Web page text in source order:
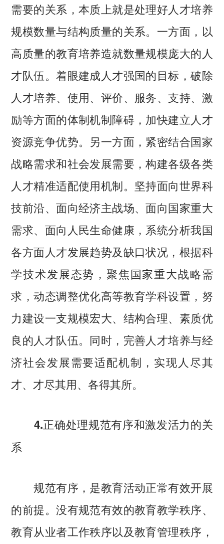
需要的关系，本质上就是处理好人才培养
规模数量与结构质量的关系。一方面，以
高质量的教育培养造就数量规模庞大的人
才队伍。着眼建成人才强国的目标，破除
人才培养、使用、评价、服务、支持、激
励等方面的体制机制障碍，加快建立人才
资源竞争优势。另一方面，紧密结合国家
战略需求和社会发展需要，构建各级各类
人才精准适配使用机制。坚持面向世界科
技前沿、面向经济主战场、面向国家重大
需求、面向人民生命健康，系统分析我国
各方面人才发展趋势及缺口状况，根据科
学技术发展态势，聚焦国家重大战略需
求，动态调整优化高等教育学科设置，努
力建设一支规模宏大、结构合理、素质优
良的人才队伍。同时，完善人才培养与经
济社会发展需要适配机制，实现人尽其
才、才尽其用、各得其所。
4.正确处理规范有序和激发活力的关
系
规范有序，是教育活动正常有效开展
的前提。没有规范有效的教育教学秩序、
教育从业者工作秩序以及教育管理秩序，